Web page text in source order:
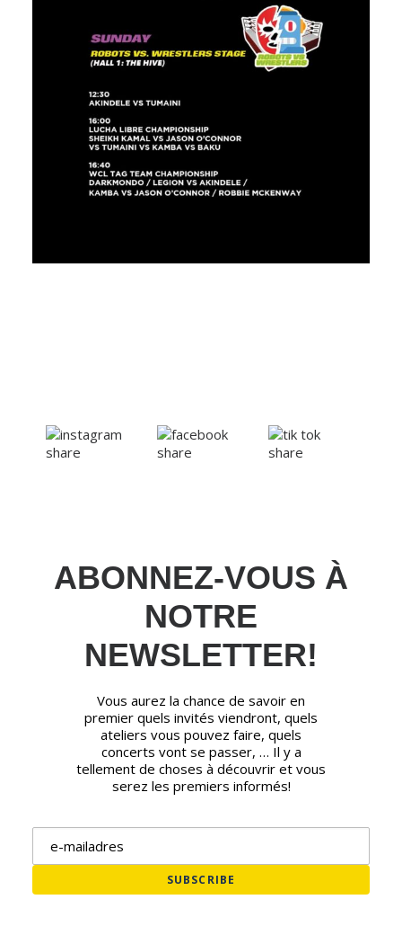
ABONNEZ-VOUS À
NOTRE
NEWSLETTER!
Vous aurez la chance de savoir en
premier quels invités viendront, quels
ateliers vous pouvez faire, quels
concerts vont se passer, … Il y a
tellement de choses à découvrir et vous
serez les premiers informés!